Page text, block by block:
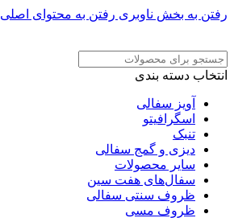
رفتن به بخش ناوبری رفتن به محتوای اصلی
انتخاب دسته بندی
آویز سفالی
اسگرافیتو
تنبک
دیزی و گمج سفالی
سایر محصولات
سفال‌های هفت‌ سین
ظروف سنتی سفالی
ظروف مسی